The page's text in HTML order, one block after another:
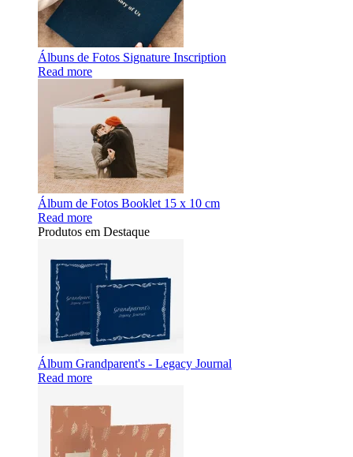
Álbuns de Fotos Signature Inscription
Read more
Álbum de Fotos Booklet 15 x 10 cm
Read more
Produtos em Destaque
Álbum Grandparent's - Legacy Journal
Read more